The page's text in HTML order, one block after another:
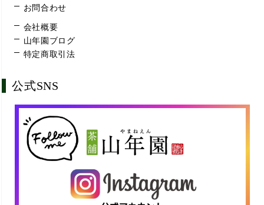
お問合わせ
会社概要
山年園ブログ
特定商取引法
公式SNS